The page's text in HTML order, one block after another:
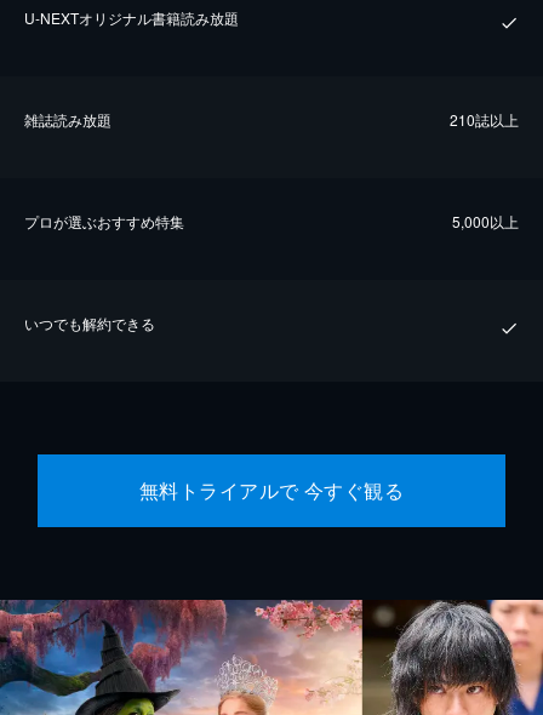
U-NEXTオリジナル書籍読み放題
雑誌読み放題 210誌以上
プロが選ぶおすすめ特集 5,000以上
いつでも解約できる
無料トライアルで 今すぐ観る